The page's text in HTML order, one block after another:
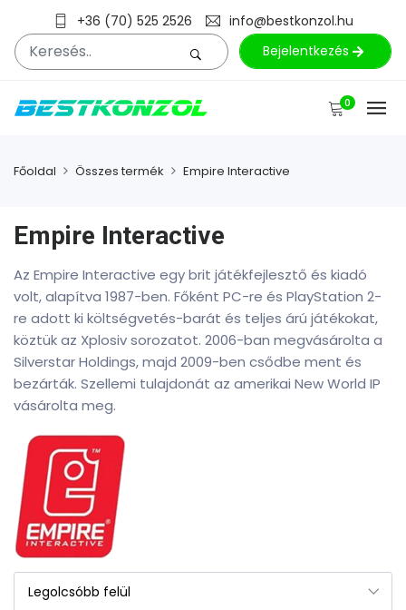
+36 (70) 525 2526
info@bestkonzol.hu
Bejelentkezés
0
Főoldal Összes termék Empire Interactive
Empire Interactive
Az Empire Interactive egy brit játékfejlesztő és kiadó
volt, alapítva 1987-ben. Főként PC-re és PlayStation 2-
re adott ki költségvetés-barát és teljes árú játékokat,
köztük az Xplosiv sorozatot. 2006-ban megvásárolta a
Silverstar Holdings, majd 2009-ben csődbe ment és
bezárták. Szellemi tulajdonát az amerikai New World IP
vásárolta meg.